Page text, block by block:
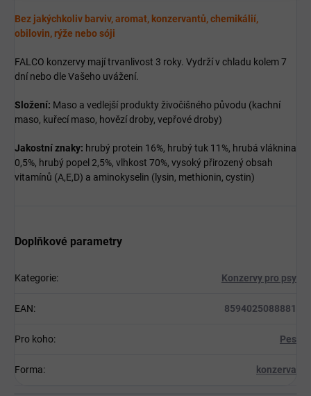
Bez jakýchkoliv barviv, aromat, konzervantů, chemikálií,
obilovin, rýže nebo sóji
FALCO konzervy mají trvanlivost 3 roky. Vydrží v chladu kolem 7
dní nebo dle Vašeho uvážení.
Složení: Maso a vedlejší produkty živočišného původu (kachní
maso, kuřecí maso, hovězí droby, vepřové droby)
Jakostní znaky: hrubý protein 16%, hrubý tuk 11%, hrubá vláknina
0,5%, hrubý popel 2,5%, vlhkost 70%, vysoký přirozený obsah
vitamínů (A,E,D) a aminokyselin (lysin, methionin, cystin)
Doplňkové parametry
Kategorie: Konzervy pro psy
EAN: 8594025088881
Pro koho: Pes
Forma: konzerva